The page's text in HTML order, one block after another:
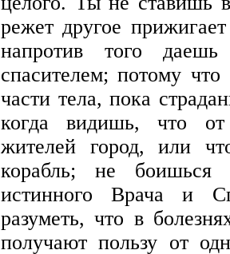
режет другое
напротив того
спасителем; потому
части тела, пока
когда видишь, что от
жителей город, или
корабль; не боишься
истинного Врача и
разуметь, что в
получают пользу от